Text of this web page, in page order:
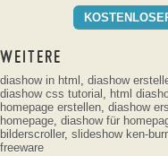
WEITERE
diashow in html , diashow
diashow css tutorial , html
homepage erstellen, diashow
homepage, diashow für
bilderscroller, slideshow ken-
freeware